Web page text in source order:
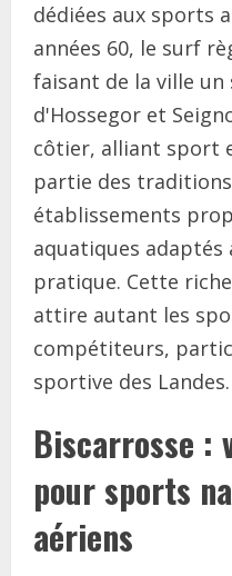
dédiées aux sports
années 60, le surf
faisant de la ville
d'Hossegor et
côtier, alliant sport
partie des traditions
établissements
aquatiques adaptés
pratique. Cette
attire autant les
compétiteurs,
sportive des Landes.
Biscarrosse :
pour sports
aériens